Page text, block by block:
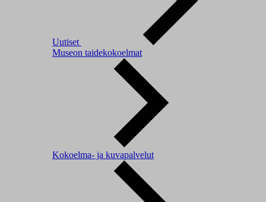
Uutiset
Museon taidekokoelmat
Kokoelma- ja kuvapalvelut